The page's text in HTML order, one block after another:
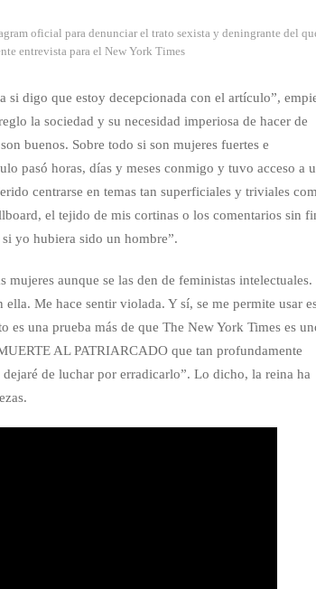
oficial para denunciar el trato sexista y deningrante del
entrevista para el New York Times
si digo que estoy decepcionada con el artículo”,
la sociedad y su necesidad imperiosa de hacer de
buenos. Sobre todo si son mujeres fuertes e
pasó horas, días y meses conmigo y tuvo acceso a
centrarse en temas tan superficiales y triviales
el tejido de mis cortinas o los comentarios sin
yo hubiera sido un hombre”.
mujeres aunque se las den de feministas intelectuales.
Me hace sentir violada. Y sí, se me permite usar
una prueba más de que The New York Times es
AL PATRIARCADO que tan profundamente
de luchar por erradicarlo”. Lo dicho, la reina ha